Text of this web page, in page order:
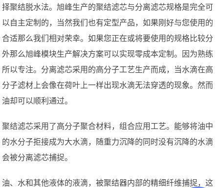
择聚结脱水法。旭峰生产的聚结滤芯与分离滤芯规格是完全可
以自主定制的，当然我们也有定型产品，如果刚好与您使用的
合适那么我们相对荣幸。如果您正在或将要使用的规格比较分
外那么旭峰模块生产解决方案可以实现零成本定制。因为熟练
所以专注。分离滤芯采用的高分子工艺生产而成，当水滴在高
分子滤材上会像在荷叶上一样出现水滴无法穿透的现象。然而
油却可以顺利通过。
聚结滤芯采用了高分子聚合材料，组合应用工艺。能够将油中
的水分子拒接成为大水滴，随重力沉降的同时没有沉降的水滴
会被分离滤芯捕捉。
油、水和其他液体的液滴，被聚结器内部的精细纤维捕捉，这